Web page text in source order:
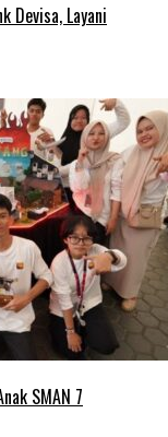
Devisa, Layani
SMAN 7